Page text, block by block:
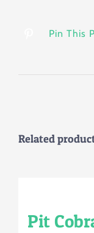
Pin This
Related
Pit